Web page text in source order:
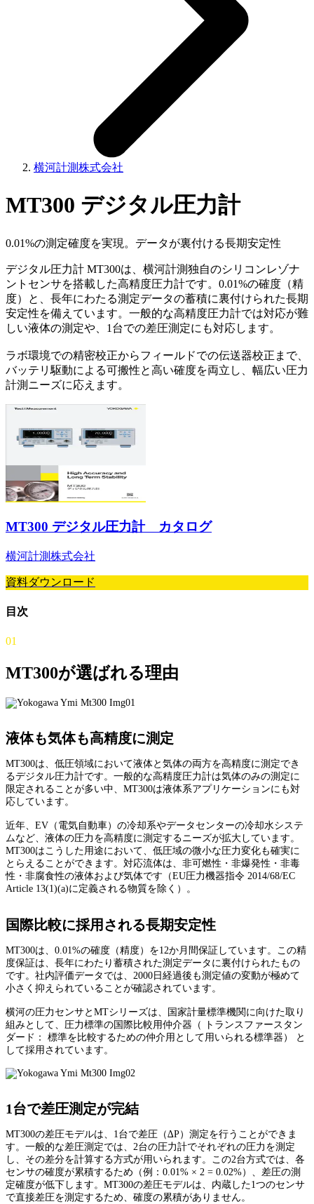
横河計測株式会社
MT300 デジタル圧力計
0.01%の測定確度を実現。データが裏付ける長期安定性
デジタル圧力計 MT300は、横河計測独自のシリコンレゾナ
ントセンサを搭載した高精度圧力計です。0.01%の確度（精
度）と、長年にわたる測定データの蓄積に裏付けられた長期
安定性を備えています。一般的な高精度圧力計では対応が難
しい液体の測定や、1台での差圧測定にも対応します。
ラボ環境での精密校正からフィールドでの伝送器校正まで、
バッテリ駆動による可搬性と高い確度を両立し、幅広い圧力
計測ニーズに応えます。
MT300 デジタル圧力計 カタログ
横河計測株式会社
資料ダウンロード
目次
01
MT300が選ばれる理由
液体も気体も高精度に測定
MT300は、低圧領域において液体と気体の両方を高精度に測定でき
るデジタル圧力計です。一般的な高精度圧力計は気体のみの測定に
限定されることが多い中、MT300は液体系アプリケーションにも対
応しています。
近年、EV（電気自動車）の冷却系やデータセンターの冷却水システ
ムなど、液体の圧力を高精度に測定するニーズが拡大しています。
MT300はこうした用途において、低圧域の微小な圧力変化も確実に
とらえることができます。対応流体は、非可燃性・非爆発性・非毒
性・非腐食性の液体および気体です（EU圧力機器指令 2014/68/EC
Article 13(1)(a)に定義される物質を除く）。
国際比較に採用される長期安定性
MT300は、0.01%の確度（精度）を12か月間保証しています。この精
度保証は、長年にわたり蓄積された測定データに裏付けられたもの
です。社内評価データでは、2000日経過後も測定値の変動が極めて
小さく抑えられていることが確認されています。
横河の圧⼒センサとMTシリーズは、国家計量標準機関に向けた取り
組みとして、圧力標準の国際比較用仲介器（ トランスファースタン
ダード： 標準を⽐較するための仲介⽤として⽤いられる標準器） と
して採⽤されています。
1台で差圧測定が完結
MT300の差圧モデルは、1台で差圧（∆P）測定を行うことができま
す。一般的な差圧測定では、2台の圧力計でそれぞれの圧力を測定
し、その差分を計算する方式が用いられます。この2台方式では、各
センサの確度が累積するため（例：0.01% × 2 = 0.02%）、差圧の測
定確度が低下します。MT300の差圧モデルは、内蔵した1つのセンサ
で直接差圧を測定するため、確度の累積がありません。